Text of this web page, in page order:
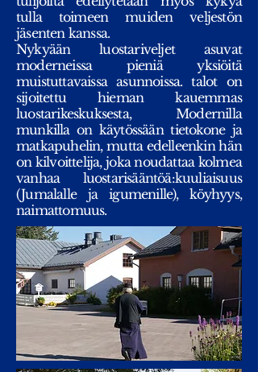
tulla toimeen muiden veljestön
jäsenten kanssa.
Nykyään luostariveljet asuvat
moderneissa pieniä yksiöitä
muistuttavaissa asunnoissa. talot on
sijoitettu hieman kauemmas
luostarikeskuksesta, Modernilla
munkilla on käytössään tietokone ja
matkapuhelin, mutta edelleenkin hän
on kilvoittelija, joka noudattaa kolmea
vanhaa luostarisääntöä:kuuliaisuus
(Jumalalle ja igumenille), köyhyys,
naimattomuus.